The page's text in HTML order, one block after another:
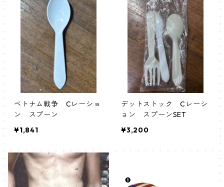
ベトナム戦争 Cレーショ
ン スプーン
¥1,841
デットストック Cレーシ
ョン スプーンSET
¥3,200